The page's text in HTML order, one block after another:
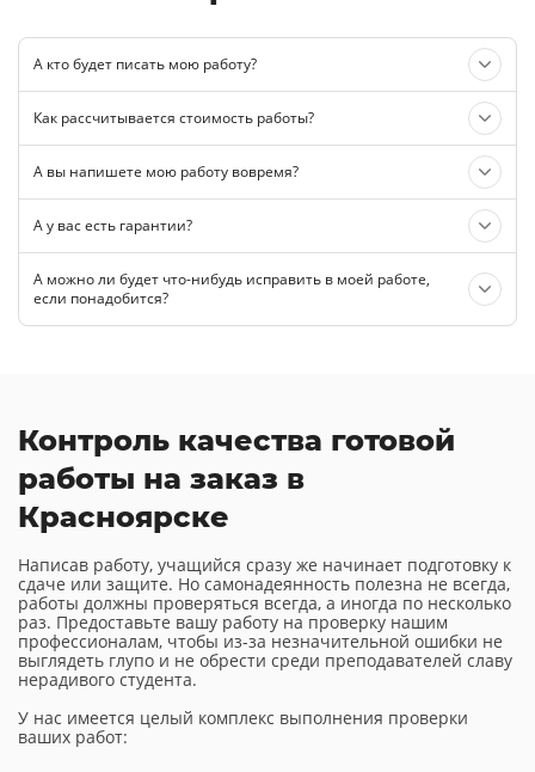
А кто будет писать мою работу?
Как рассчитывается стоимость работы?
А вы напишете мою работу вовремя?
А у вас есть гарантии?
А можно ли будет что-нибудь исправить в моей работе,
если понадобится?
Контроль качества готовой
работы на заказ в
Красноярске
Написав работу, учащийся сразу же начинает подготовку к
сдаче или защите. Но самонадеянность полезна не всегда,
работы должны проверяться всегда, а иногда по несколько
раз. Предоставьте вашу работу на проверку нашим
профессионалам, чтобы из-за незначительной ошибки не
выглядеть глупо и не обрести среди преподавателей славу
нерадивого студента.
У нас имеется целый комплекс выполнения проверки
ваших работ: